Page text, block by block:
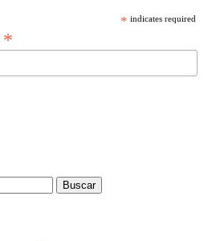
* indicates required
*